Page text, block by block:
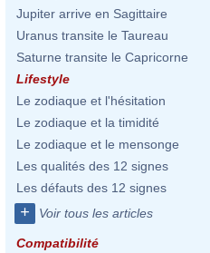
Jupiter arrive en Sagittaire
Uranus transite le Taureau
Saturne transite le Capricorne
Lifestyle
Le zodiaque et l'hésitation
Le zodiaque et la timidité
Le zodiaque et le mensonge
Les qualités des 12 signes
Les défauts des 12 signes
+ Voir tous les articles
Compatibilité